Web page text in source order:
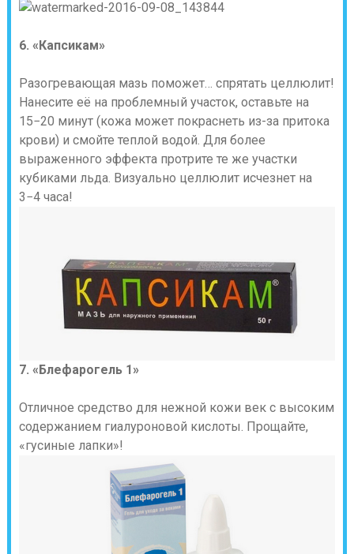
6. «Капсикам»
Разогревающая мазь поможет… спрятать целлюлит!
Нанесите её на проблемный участок, оставьте на
15−20 минут (кожа может покраснеть из-за притока
крови) и смойте теплой водой. Для более
выраженного эффекта протрите те же участки
кубиками льда. Визуально целлюлит исчезнет на
3−4 часа!
7. «Блефарогель 1»
Отличное средство для нежной кожи век с высоким
содержанием гиалуроновой кислоты. Прощайте,
«гусиные лапки»!